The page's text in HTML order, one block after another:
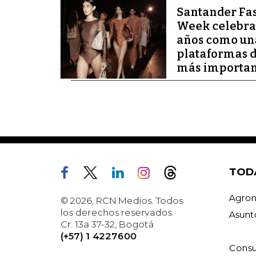
Santander
Week
años como
plataformas
más
© 2026, RCN Medios. Todos
los derechos reservados.
Cr. 13a 37-32, Bogotá
(+57) 1 4227600